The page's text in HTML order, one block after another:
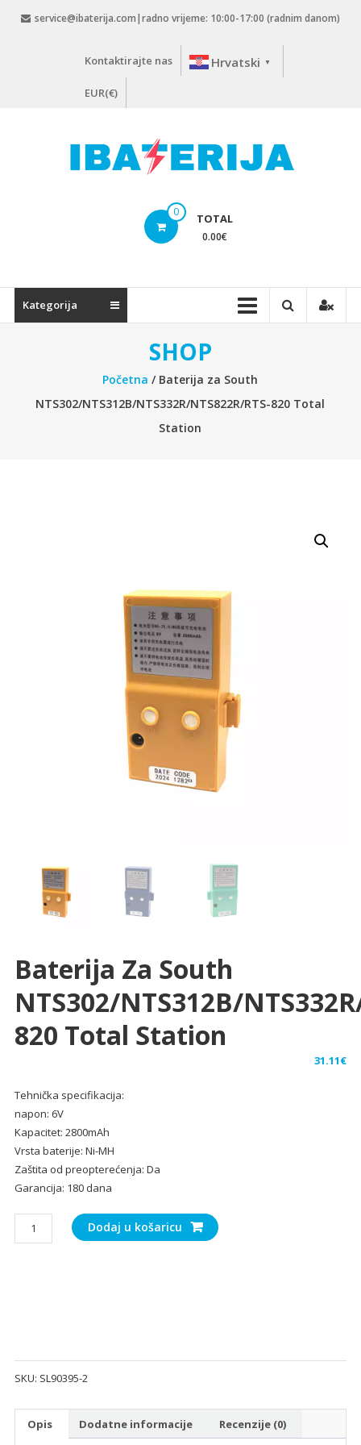
service@ibaterija.com|radno vrijeme: 10:00-17:00 (radnim danom)
Kontaktirajte nas Hrvatski ▼
EUR(€)
0 TOTAL
0.00€
Kategorija
SHOP
Početna / Baterija za South
NTS302/NTS312B/NTS332R/NTS822R/RTS-820 Total
Station
Baterija Za South
NTS302/NTS312B/
820 Total Station
31.11€
Tehnička specifikacija:
napon: 6V
Kapacitet: 2800mAh
Vrsta baterije: Ni-MH
Zaštita od preopterećenja: Da
Garancija: 180 dana
Baterija
za
Dodaj u košaricu
SKU: SL90395-2
Opis Dodatne informacije Recenzije (0)